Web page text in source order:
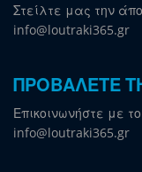
Στείλτε μας την
info@loutraki365.gr
ΠΡΟΒΑΛΕΤΕ
Επικοινωνήστε με
info@loutraki365.gr